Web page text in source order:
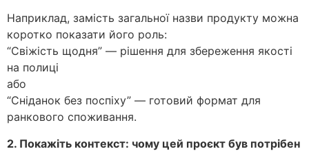
Наприклад, замість загальної назви продукту можна
коротко показати його роль:
“Свіжість щодня” — рішення для збереження якості
на полиці
або
“Сніданок без поспіху” — готовий формат для
ранкового споживання.
2. Покажіть контекст: чому цей проєкт був потрібен